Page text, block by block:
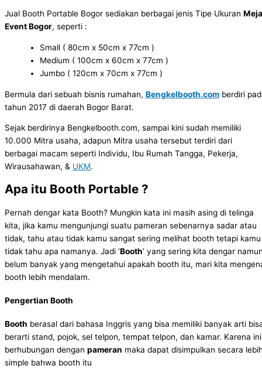
Jual Booth Portable Bogor sediakan berbagai jenis Tipe Ukuran Meja
Event Bogor, seperti :
Small ( 80cm x 50cm x 77cm )
Medium ( 100cm x 60cm x 77cm )
Jumbo ( 120cm x 70cm x 77cm )
Bermula dari sebuah bisnis rumahan, Bengkelbooth.com berdiri
tahun 2017 di daerah Bogor Barat.
Sejak berdirinya Bengkelbooth.com, sampai kini sudah memiliki
10.000 Mitra usaha, adapun Mitra usaha tersebut terdiri dari
berbagai macam seperti Individu, Ibu Rumah Tangga, Pekerja,
Wirausahawan, & UKM.
Apa itu Booth Portable ?
Pernah dengar kata Booth? Mungkin kata ini masih asing di telinga
kita, jika kamu mengunjungi suatu pameran sebenarnya sadar atau
tidak, tahu atau tidak kamu sangat sering melihat booth tetapi kamu
tidak tahu apa namanya. Jadi ‘Booth’ yang sering kita dengar
belum banyak yang mengetahui apakah booth itu, mari kita
booth lebih mendalam.
Pengertian Booth
Booth berasal dari bahasa Inggris yang bisa memiliki banyak arti
berarti stand, pojok, sel telpon, tempat telpon, dan kamar. Karena ini
berhubungan dengan pameran maka dapat disimpulkan secara
simple bahwa booth itu